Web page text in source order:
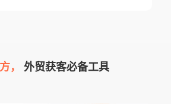
， 外贸获客必备工具